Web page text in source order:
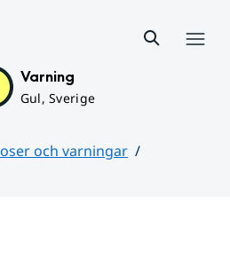
Varning
Gul, Sverige
och varningar